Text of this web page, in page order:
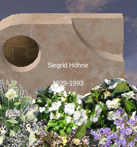
Siegrid Höhne
1929-1993